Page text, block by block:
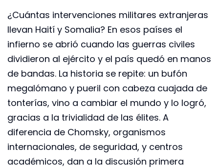
¿Cuántas intervenciones militares extranjeras
llevan Haití y Somalia? En esos países el
infierno se abrió cuando las guerras civiles
dividieron al ejército y el país quedó en manos
de bandas. La historia se repite: un bufón
megalómano y pueril con cabeza cuajada de
tonterías, vino a cambiar el mundo y lo logró,
gracias a la trivialidad de las élites. A
diferencia de Chomsky, organismos
internacionales, de seguridad, y centros
académicos, dan a la discusión primera